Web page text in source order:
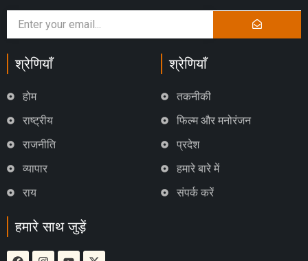
श्रेणियाँ
होम
राष्ट्रीय
राजनीति
व्यापार
राय
श्रेणियाँ
तकनीकी
फिल्म और मनोरंजन
प्रदेश
हमारे बारे में
संपर्क करें
हमारे साथ जुड़ें